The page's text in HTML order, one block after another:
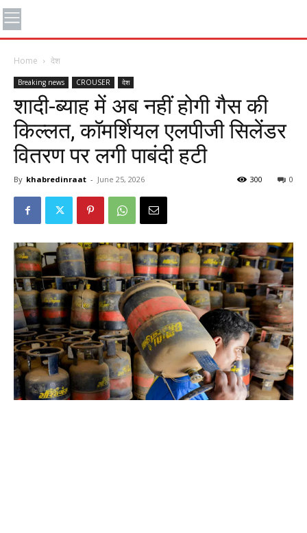
Home देश
Breaking news CROUSER देश
शादी-ब्याह में अब नहीं होगी गैस की
किल्लत, कॉमर्शियल एलपीजी सिलेंडर
वितरण पर लगी पाबंदी हटी
By khabredinraat - June 25, 2026 0
300